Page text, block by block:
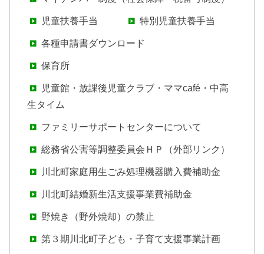
児童扶養手当 特別児童扶養手当
各種申請書ダウンロード
保育所
児童館・放課後児童クラブ・ママcafé・中高
生タイム
ファミリーサポートセンターについて
総務省公害等調整委員会ＨＰ（外部リンク）
川北町家庭用生ごみ処理機器購入費補助金
川北町結婚新生活支援事業費補助金
野焼き（野外焼却）の禁止
第３期川北町子ども・子育て支援事業計画